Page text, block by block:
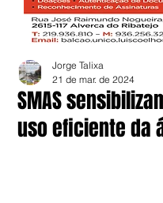
SMAS
uso eficiente da
Jorge Talixa
21 de mar. de 2024